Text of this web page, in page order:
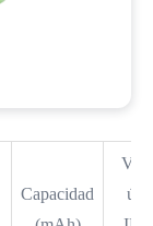
Capacidad
Vida
útil